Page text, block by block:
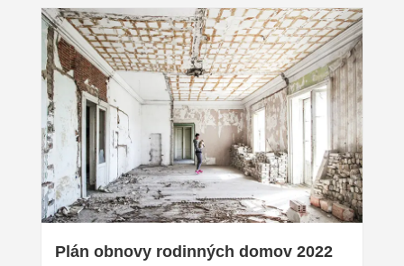
Plán obnovy rodinných domov 2022